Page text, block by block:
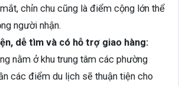
chỉn chu cũng là điểm cộng lớn thể
người nhận.
dễ tìm và có hỗ trợ giao hàng:
nằm ở khu trung tâm các phường
các điểm du lịch sẽ thuận tiện cho